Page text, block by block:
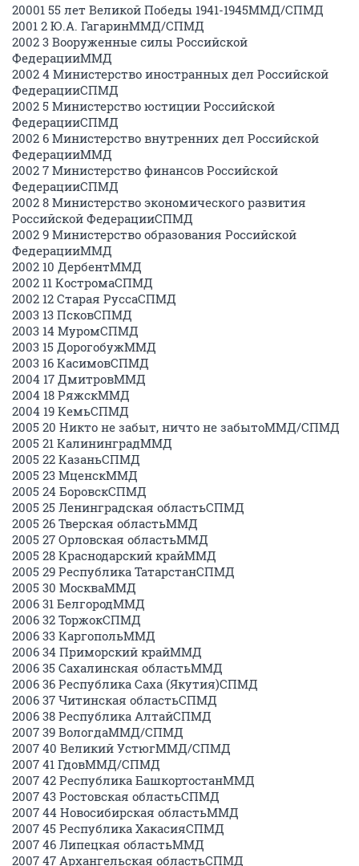
20001 55 лет Великой Победы 1941-1945ММД/СПМД
2001 2 Ю.А. ГагаринММД/СПМД
2002 3 Вооруженные силы Российской
ФедерацииММД
2002 4 Министерство иностранных дел Российской
ФедерацииСПМД
2002 5 Министерство юстиции Российской
ФедерацииСПМД
2002 6 Министерство внутренних дел Российской
ФедерацииММД
2002 7 Министерство финансов Российской
ФедерацииСПМД
2002 8 Министерство экономического развития
Российской ФедерацииСПМД
2002 9 Министерство образования Российской
ФедерацииММД
2002 10 ДербентММД
2002 11 КостромаСПМД
2002 12 Старая РуссаСПМД
2003 13 ПсковСПМД
2003 14 МуромСПМД
2003 15 ДорогобужММД
2003 16 КасимовСПМД
2004 17 ДмитровММД
2004 18 РяжскММД
2004 19 КемьСПМД
2005 20 Никто не забыт, ничто не забытоММД/СПМД
2005 21 КалининградММД
2005 22 КазаньСПМД
2005 23 МценскММД
2005 24 БоровскСПМД
2005 25 Ленинградская областьСПМД
2005 26 Тверская областьММД
2005 27 Орловская областьММД
2005 28 Краснодарский крайММД
2005 29 Республика ТатарстанСПМД
2005 30 МоскваММД
2006 31 БелгородММД
2006 32 ТоржокСПМД
2006 33 КаргопольММД
2006 34 Приморский крайММД
2006 35 Сахалинская областьММД
2006 36 Республика Саха (Якутия)СПМД
2006 37 Читинская областьСПМД
2006 38 Республика АлтайСПМД
2007 39 ВологдаММД/СПМД
2007 40 Великий УстюгММД/CПМД
2007 41 ГдовММД/СПМД
2007 42 Республика БашкортостанММД
2007 43 Ростовская областьСПМД
2007 44 Новосибирская областьММД
2007 45 Республика ХакасияСПМД
2007 46 Липецкая областьММД
2007 47 Архангельская областьСПМД